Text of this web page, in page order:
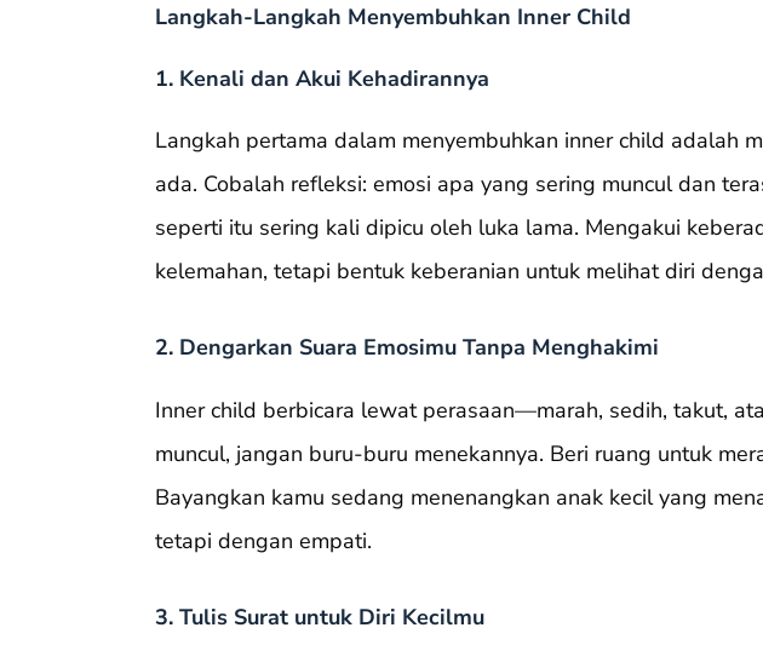
Langkah-Langkah Menyembuhkan Inner Child
1. Kenali dan Akui Kehadirannya
Langkah pertama dalam menyembuhkan inner child adalah
ada. Cobalah refleksi: emosi apa yang sering muncul dan
seperti itu sering kali dipicu oleh luka lama. Mengakui
kelemahan, tetapi bentuk keberanian untuk melihat diri
2. Dengarkan Suara Emosimu Tanpa Menghakimi
Inner child berbicara lewat perasaan—marah, sedih, takut,
muncul, jangan buru-buru menekannya. Beri ruang untuk
Bayangkan kamu sedang menenangkan anak kecil yang
tetapi dengan empati.
3. Tulis Surat untuk Diri Kecilmu